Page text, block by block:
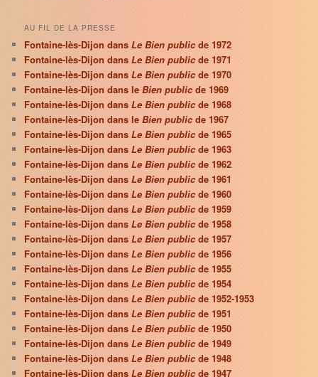
AU FIL DE LA PRESSE
Fontaine-lès-Dijon dansLe Bien publicde 1972
Fontaine-lès-Dijon dansLe Bien public de 1971
Fontaine-lès-Dijon dansLe Bien publicde 1970
Fontaine-lès-Dijon dans leBien publicde 1969
Fontaine-lès-Dijon dansLe Bien public de 1968
Fontaine-lès-Dijon dans leBien publicde 1967
Fontaine-lès-Dijon dansLe Bien publicde 1965
Fontaine-lès-Dijon dansLe Bien public de 1963
Fontaine-lès-Dijon dansLe Bien publicde 1962
Fontaine-lès-Dijon dansLe Bien publicde 1961
Fontaine-lès-Dijon dansLe Bien public de 1960
Fontaine-lès-Dijon dansLe Bien publicde 1959
Fontaine-lès-Dijon dansLe Bien publicde 1958
Fontaine-lès-Dijon dansLe Bien public de 1957
Fontaine-lès-Dijon dansLe Bien publicde 1956
Fontaine-lès-Dijon dansLe Bien publicde 1955
Fontaine-lès-Dijon dansLe Bien public de 1954
Fontaine-lès-Dijon dansLe Bien publicde 1952-1953
Fontaine-lès-Dijon dansLe Bien publicde 1951
Fontaine-lès-Dijon dansLe Bien public de 1950
Fontaine-lès-Dijon dansLe Bien publicde 1949
Fontaine-lès-Dijon dansLe Bien publicde 1948
Fontaine-lès-Dijon dansLe Bien public de 1947